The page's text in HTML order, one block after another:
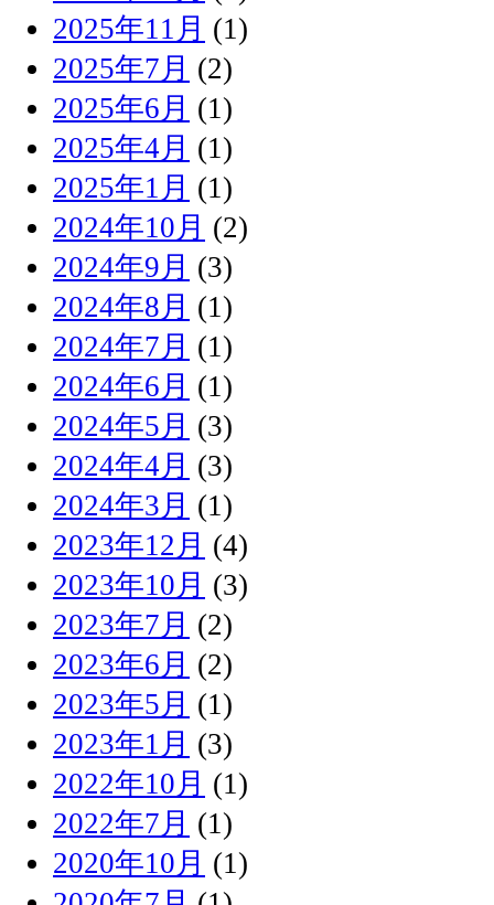
2025年11月 (1)
2025年7月 (2)
2025年6月 (1)
2025年4月 (1)
2025年1月 (1)
2024年10月 (2)
2024年9月 (3)
2024年8月 (1)
2024年7月 (1)
2024年6月 (1)
2024年5月 (3)
2024年4月 (3)
2024年3月 (1)
2023年12月 (4)
2023年10月 (3)
2023年7月 (2)
2023年6月 (2)
2023年5月 (1)
2023年1月 (3)
2022年10月 (1)
2022年7月 (1)
2020年10月 (1)